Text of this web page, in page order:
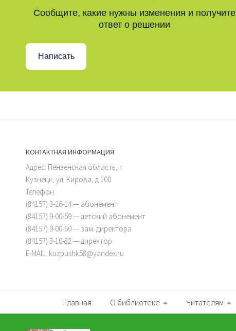
Сообщите, какие нужны изменения и получите
ответ о решении
Написать
КОНТАКТНАЯ ИНФОРМАЦИЯ
Адрес: Пензенская область, г.
Кузнецк, ул. Кирова, д.100
Телефон:
(84157) 3-26-14 — абонемент
(84157) 9-00-59 — детский абонемент
(84157) 9-00-60 — зам. директора
(84157) 3-10-82 — директор
E-MAIL: kuzpushk58@yandex.ru
Главная О библиотеке Читателям